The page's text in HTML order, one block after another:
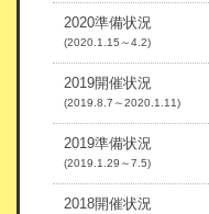
2020準備状況
(2020.1.15～4.2)
2019開催状況
(2019.8.7～2020.1.11)
2019準備状況
(2019.1.29～7.5)
2018開催状況